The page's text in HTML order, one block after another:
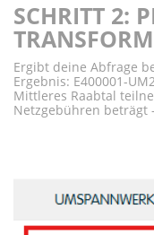
SCHRITT 2:
Ergibt deine Abfrage
Ergebnis: E400001-
Mittleres Raabtal
Netzgebühren beträgt